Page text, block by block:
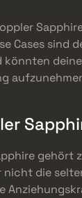
Cases sind
könnten
gehört
nicht die